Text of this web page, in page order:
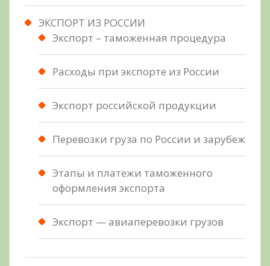
ЭКСПОРТ ИЗ РОССИИ
Экспорт – таможенная процедура
Расходы при экспорте из России
Экспорт российской продукции
Перевозки груза по России и зарубеж
Этапы и платежи таможенного
оформления экспорта
Экспорт — авиаперевозки грузов